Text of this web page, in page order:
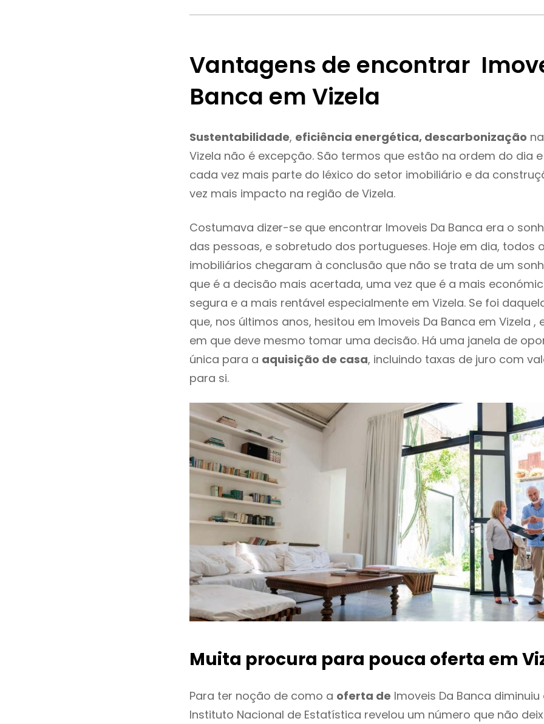
Vantagens de encontrar
Banca em Vizela
Sustentabilidade, eficiência energética, descarbonização
Vizela não é excepção. São termos que estão na ordem do dia
cada vez mais parte do léxico do setor imobiliário e da
vez mais impacto na região de Vizela.
Costumava dizer-se que encontrar Imoveis Da Banca era o
das pessoas, e sobretudo dos portugueses. Hoje em dia, todos
imobiliários chegaram à conclusão que não se trata de um
que é a decisão mais acertada, uma vez que é a mais
segura e a mais rentável especialmente em Vizela. Se foi
que, nos últimos anos, hesitou em Imoveis Da Banca em Vizela ,
em que deve mesmo tomar uma decisão. Há uma janela de
única para a aquisição de casa, incluindo taxas de juro com
para si.
Muita procura para pouca oferta em
Para ter noção de como a oferta de Imoveis Da Banca diminuiu
Instituto Nacional de Estatística revelou um número que não